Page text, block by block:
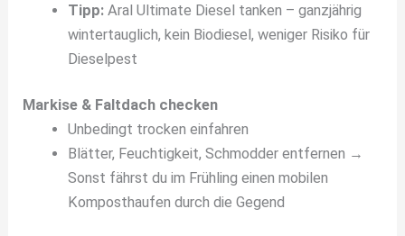
Tipp:Aral Ultimate Diesel tanken – ganzjährig
wintertauglich, kein Biodiesel, weniger Risiko für
Dieselpest
Markise & Faltdach checken
Unbedingt trocken einfahren
Blätter, Feuchtigkeit, Schmodder entfernen →
Sonst fährst du im Frühling einen mobilen
Komposthaufen durch die Gegend